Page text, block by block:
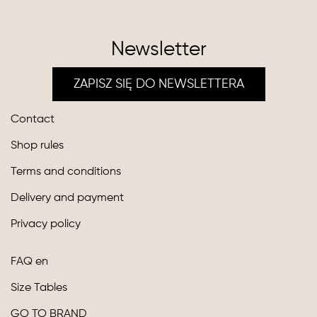
Newsletter
ZAPISZ SIĘ DO NEWSLETTERA
Contact
Shop rules
Terms and conditions
Delivery and payment
Privacy policy
FAQ en
Size Tables
GO TO BRAND